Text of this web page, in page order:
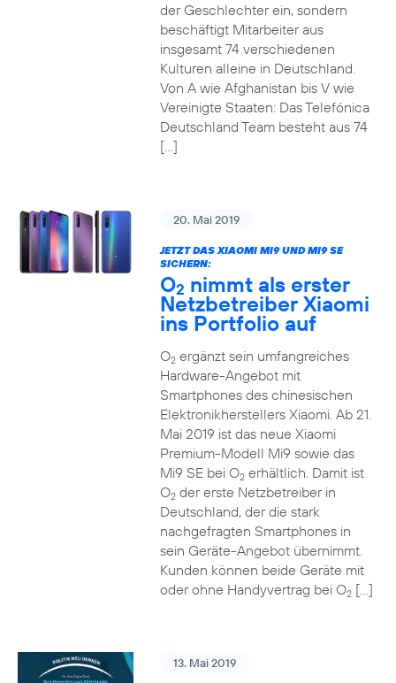
der Geschlechter ein, sondern
beschäftigt Mitarbeiter aus
insgesamt 74 verschiedenen
Kulturen alleine in Deutschland.
Von A wie Afghanistan bis V wie
Vereinigte Staaten: Das Telefónica
Deutschland Team besteht aus 74
[…]
20. Mai 2019
JETZT DAS XIAOMI MI9 UND MI9 SE
SICHERN:
O2 nimmt als erster
Netzbetreiber Xiaomi
ins Portfolio auf
O2ergänzt sein umfangreiches
Hardware-Angebot mit
Smartphones des chinesischen
Elektronikherstellers Xiaomi. Ab 21.
Mai 2019 ist das neue Xiaomi
Premium-Modell Mi9 sowie das
Mi9 SE bei O2erhältlich. Damit ist
O2der erste Netzbetreiber in
Deutschland, der die stark
nachgefragten Smartphones in
sein Geräte-Angebot übernimmt.
Kunden können beide Geräte mit
oder ohne Handyvertrag bei O2[…]
13. Mai 2019